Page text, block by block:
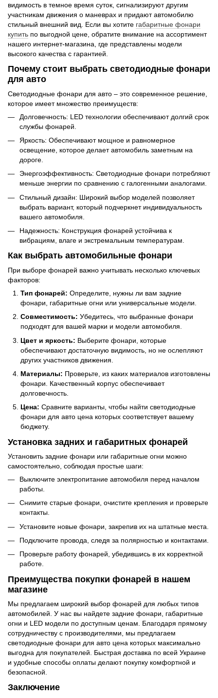
видимость в темное время суток, сигнализируют другим
участникам движения о маневрах и придают автомобилю
стильный внешний вид. Если вы хотите габаритные фонари
купить по выгодной цене, обратите внимание на ассортимент
нашего интернет-магазина, где представлены модели
высокого качества с гарантией.
Почему стоит выбрать светодиодные фонари
для авто
Светодиодные фонари для авто – это современное решение,
которое имеет множество преимуществ:
Долговечность: LED технологии обеспечивают долгий срок
службы фонарей.
Яркость: Обеспечивают мощное и равномерное
освещение, которое делает автомобиль заметным на
дороге.
Энергоэффективность: Светодиодные фонари потребляют
меньше энергии по сравнению с галогенными аналогами.
Стильный дизайн: Широкий выбор моделей позволяет
выбрать вариант, который подчеркнет индивидуальность
вашего автомобиля.
Надежность: Конструкция фонарей устойчива к
вибрациям, влаге и экстремальным температурам.
Как выбрать автомобильные фонари
При выборе фонарей важно учитывать несколько ключевых
факторов:
Тип фонарей: Определите, нужны ли вам задние
фонари, габаритные огни или универсальные модели.
Совместимость: Убедитесь, что выбранные фонари
подходят для вашей марки и модели автомобиля.
Цвет и яркость: Выберите фонари, которые
обеспечивают достаточную видимость, но не ослепляют
других участников движения.
Материалы: Проверьте, из каких материалов изготовлены
фонари. Качественный корпус обеспечивает
долговечность.
Цена: Сравните варианты, чтобы найти светодиодные
фонари для авто цена которых соответствует вашему
бюджету.
Установка задних и габаритных фонарей
Установить задние фонари или габаритные огни можно
самостоятельно, соблюдая простые шаги:
Выключите электропитание автомобиля перед началом
работы.
Снимите старые фонари, очистите крепления и проверьте
контакты.
Установите новые фонари, закрепив их на штатные места.
Подключите провода, следя за полярностью и контактами.
Проверьте работу фонарей, убедившись в их корректной
работе.
Преимущества покупки фонарей в нашем
магазине
Мы предлагаем широкий выбор фонарей для любых типов
автомобилей. У нас вы найдете задние фонари, габаритные
огни и LED модели по доступным ценам. Благодаря прямому
сотрудничеству с производителями, мы предлагаем
светодиодные фонари для авто цена которых максимально
выгодна для покупателей. Быстрая доставка по всей Украине
и удобные способы оплаты делают покупку комфортной и
безопасной.
Заключение